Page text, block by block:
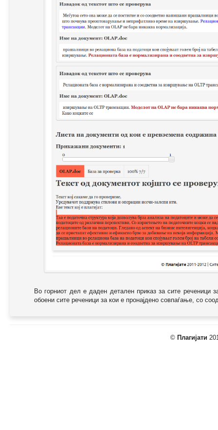
Во горниот дел е даден детален приказ за сите реченици
обоени сите реченици за кои е пронајдено совпаѓање, со
© Плагијати